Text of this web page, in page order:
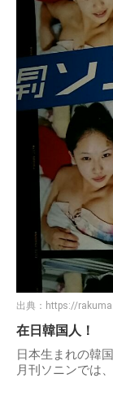
出典： https://
在日韓国人！
日本生まれの韓
月刊ソニンでは